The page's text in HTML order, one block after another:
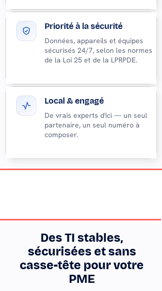
Priorité à la sécurité
Données, appareils et équipes
sécurisés 24/7, selon les normes
de la Loi 25 et de la LPRPDE.
Local & engagé
De vrais experts d'ici — un seul
partenaire, un seul numéro à
composer.
Des TI stables,
sécurisées et sans
casse-tête pour votre
PME